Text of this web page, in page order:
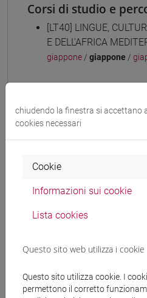
Corsi di studio e
[LT40] LINGUE,
E DELL'AFRICA
giappone / giappone /
Mutua da
Struttura generale
ESERCITAZIONI DI
GIAPPONESE 3
chiudendo la finestra si accettano
cookies necessari
Cookie
Informazioni sui cookie
Lista cookies
Questo sito web utilizza i cookie
Questo sito utilizza cookie. I
permettono il corretto